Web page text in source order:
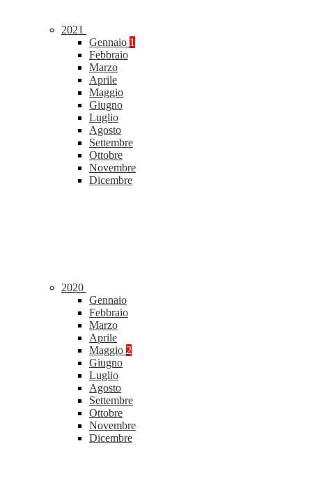
2021
Gennaio 1
Febbraio
Marzo
Aprile
Maggio
Giugno
Luglio
Agosto
Settembre
Ottobre
Novembre
Dicembre
2020
Gennaio
Febbraio
Marzo
Aprile
Maggio 2
Giugno
Luglio
Agosto
Settembre
Ottobre
Novembre
Dicembre